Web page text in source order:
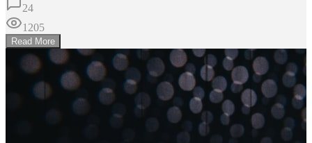
24
1205
Read More